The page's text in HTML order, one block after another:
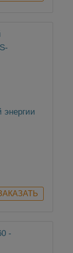
энергии